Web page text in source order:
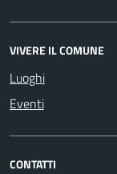
VIVERE IL COMUNE
Luoghi
Eventi
CONTATTI